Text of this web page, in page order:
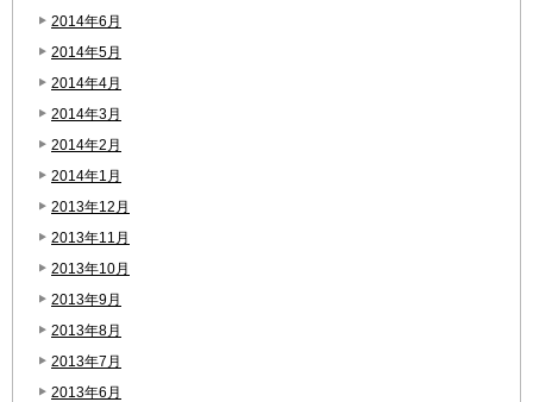
2014年6月
2014年5月
2014年4月
2014年3月
2014年2月
2014年1月
2013年12月
2013年11月
2013年10月
2013年9月
2013年8月
2013年7月
2013年6月